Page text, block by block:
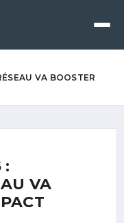
VA BOOSTER
:
VA